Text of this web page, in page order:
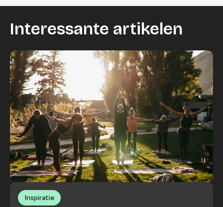
Interessante artikelen
Inspiratie